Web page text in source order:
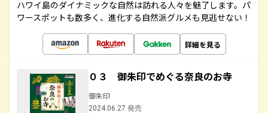
ハワイ島のダイナミックな自然は訪れる人々を魅了します。パ
ワースポットも数多く、進化する自然派グルメも見逃せない！
詳細を見る
０３ 御朱印でめぐる奈良のお寺
御朱印
2024.06.27 発売